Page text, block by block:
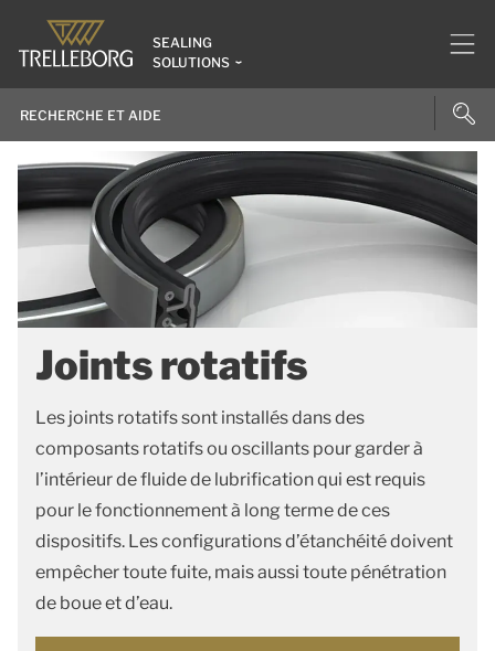
SEALING
SOLUTIONS
Joints rotatifs
Les joints rotatifs sont installés dans des
composants rotatifs ou oscillants pour garder à
l’intérieur de fluide de lubrification qui est requis
pour le fonctionnement à long terme de ces
dispositifs. Les configurations d’étanchéité doivent
empêcher toute fuite, mais aussi toute pénétration
de boue et d’eau.